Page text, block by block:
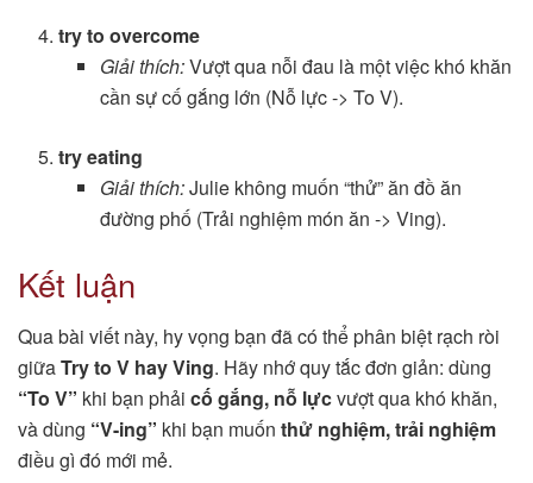
try to overcome
Giải thích:Vượt qua nỗi đau là một việc khó khăn
cần sự cố gắng lớn (Nỗ lực -> To V).
try eating
Giải thích:Julie không muốn “thử” ăn đồ ăn
đường phố (Trải nghiệm món ăn -> Ving).
Kết luận
Qua bài viết này, hy vọng bạn đã có thể phân biệt rạch ròi
giữaTry to V hay Ving. Hãy nhớ quy tắc đơn giản: dùng
“To V” khi bạn phải cố gắng, nỗ lựcvượt qua khó khăn,
và dùng “V-ing” khi bạn muốn thử nghiệm, trải nghiệm
điều gì đó mới mẻ.